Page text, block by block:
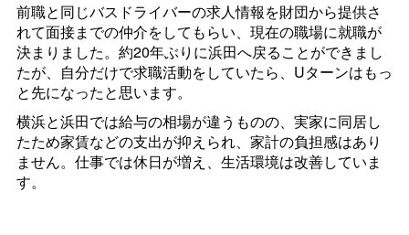
前職と同じバスドライバーの求人情報を財団から提供さ
れて面接までの仲介をしてもらい、現在の職場に就職が
決まりました。約20年ぶりに浜田へ戻ることができまし
たが、自分だけで求職活動をしていたら、Uターンはもっ
と先になったと思います。
横浜と浜田では給与の相場が違うものの、実家に同居し
たため家賃などの支出が抑えられ、家計の負担感はあり
ません。仕事では休日が増え、生活環境は改善していま
す。